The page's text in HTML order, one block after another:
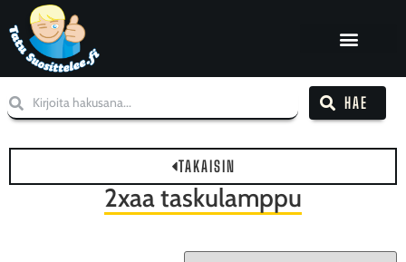
HAE
TAKAISIN
2xaa taskulamppu